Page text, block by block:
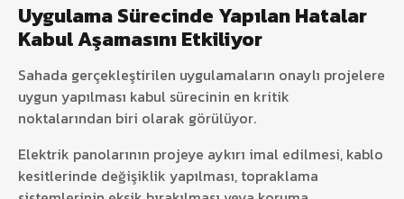
Uygulama Sürecinde Yapılan Hatalar
Kabul Aşamasını Etkiliyor
Sahada gerçekleştirilen uygulamaların onaylı projelere
uygun yapılması kabul sürecinin en kritik
noktalarından biri olarak görülüyor.
Elektrik panolarının projeye aykırı imal edilmesi, kablo
kesitlerinde değişiklik yapılması, topraklama